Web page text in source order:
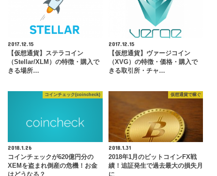
2017.12.15
【仮想通貨】ステラコイン
（Stellar/XLM）の特徴・購入で
きる場所…
2017.12.15
【仮想通貨】ヴァージコイン
（XVG）の特徴・価格・購入で
きる取引所・チャ…
コインチェック(coincheck)
2018.1.26
コインチェックが620億円分の
XEMを盗まれ倒産の危機！お金
仮想通貨で稼ぐ
2018.1.31
2018年1月のビットコインFX戦
績！追証発生で過去最大の損失月